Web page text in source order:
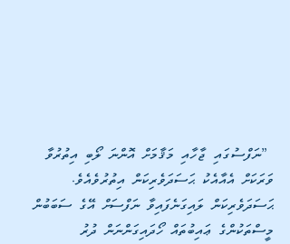
”ނަފްސުގައި ޖާހާއި މަޤާމަށް އޮންނަ ލޯބި އިތުރުވާ
ވަރަކަށް އެއާއެކު ޙަސަދަވެރިކަން އިތުރުވެއެވެ.
ޙަސަދަވެރިކަން ލައިގަނެފައިވާ ނަފްސަށް އޭގެ ސަބަބުން
މީސްތަކުންގެ ޢައިބުތައް ހޯދައިގަންނަން ދުރު